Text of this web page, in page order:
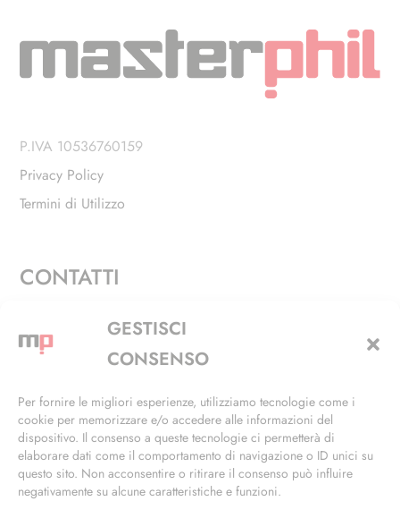
GESTISCI
CONSENSO
Per fornire le migliori esperienze, utilizziamo tecnologie come i
cookie per memorizzare e/o accedere alle informazioni del
dispositivo. Il consenso a queste tecnologie ci permetterà di
elaborare dati come il comportamento di navigazione o ID unici su
questo sito. Non acconsentire o ritirare il consenso può influire
negativamente su alcune caratteristiche e funzioni.
P.IVA 10536760159
Privacy Policy
Termini di Utilizzo
CONTATTI
Via Alfieri, 27 - Trezzano Sul Naviglio (MI)
+39 02 4846 3155
info@masterphil.it